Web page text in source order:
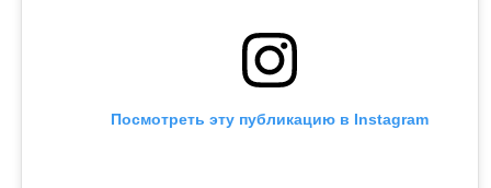
Посмотреть эту публикацию в Instagram